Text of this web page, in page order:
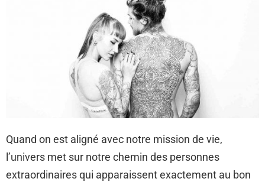
Quand on est aligné avec notre mission de vie,
l’univers met sur notre chemin des personnes
extraordinaires qui apparaissent exactement au bon